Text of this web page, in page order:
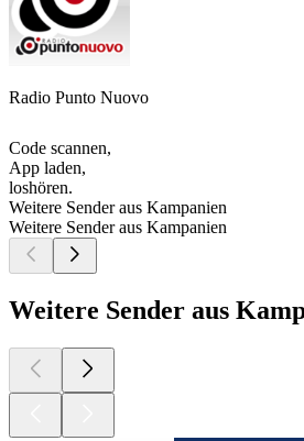
Radio Punto Nuovo
Code scannen,
App laden,
loshören.
Weitere Sender aus Kampanien
Weitere Sender aus Kampanien
Weitere Sender aus